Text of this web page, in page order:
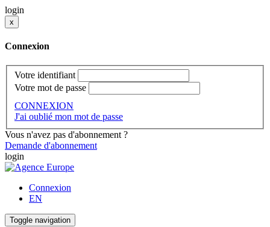
login
x
Connexion
Votre identifiant
Votre mot de passe
CONNEXION
J'ai oublié mon mot de passe
Vous n'avez pas d'abonnement ?
Demande d'abonnement
login
Connexion
EN
Toggle navigation